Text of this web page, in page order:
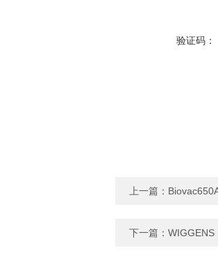
验证码：
上一篇：
下一篇： WIGGENS